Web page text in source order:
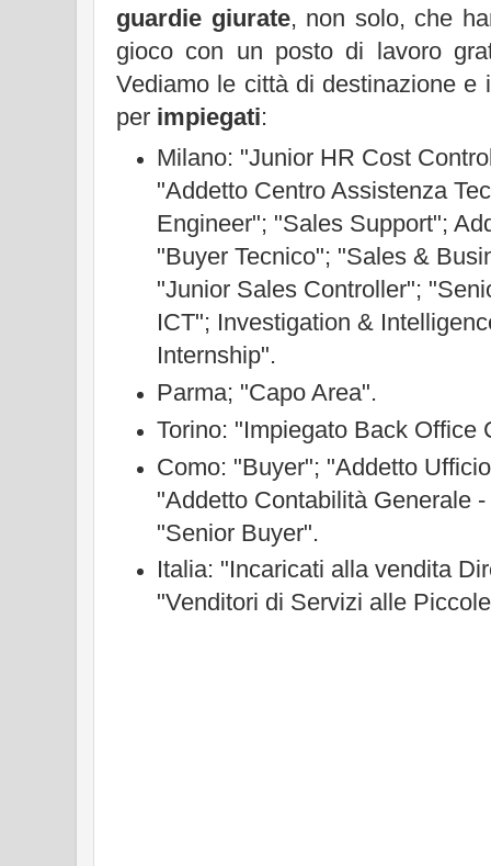
guardie giurate, non solo, che
gioco con un posto di lavoro
Vediamo le città di destinazione e
per impiegati:
Milano: "Junior HR Cost
"Addetto Centro Assistenza
Engineer"; "Sales Support";
"Buyer Tecnico"; "Sales &
"Junior Sales Controller";
ICT"; Investigation &
Internship".
Parma; "Capo Area".
Torino: "Impiegato Back Office
Como: "Buyer"; "Addetto
"Addetto Contabilità Generale
"Senior Buyer".
Italia: "Incaricati alla vendita
"Venditori di Servizi alle